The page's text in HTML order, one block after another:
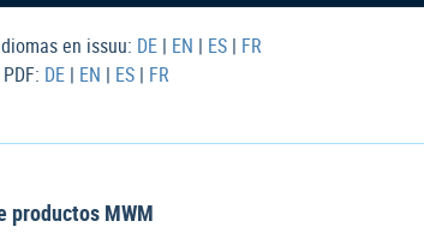
en issuu: DE | EN | ES | FR
DE | EN | ES | FR
productos MWM